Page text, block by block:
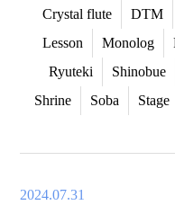
Crystal flute
DTM
Lesson
Monolog
Ryuteki
Shinobue
Shrine
Soba Stage
2024.07.31